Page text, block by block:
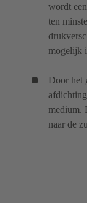
wordt
ten
mogelijk
Door het
medium.
naar de